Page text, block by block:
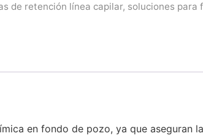
de retención línea capilar, soluciones para
en fondo de pozo, ya que aseguran